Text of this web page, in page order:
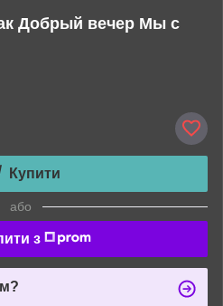
Добрый вечер Мы с
Купити
або
з